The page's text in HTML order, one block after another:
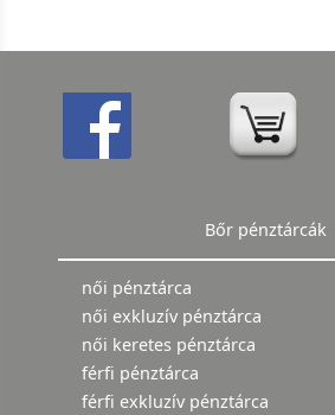
Bőr pénztárcák
női pénztárca
női exkluzív pénztárca
női keretes pénztárca
férfi pénztárca
férfi exkluzív pénztárca